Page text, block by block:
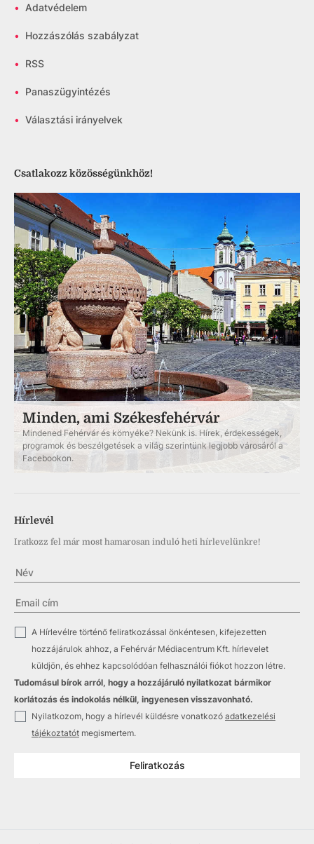
• Adatvédelem
• Hozzászólás szabályzat
• RSS
• Panaszügyintézés
• Választási irányelvek
Csatlakozz közösségünkhöz!
Minden, ami Székesfehérvár
Mindened Fehérvár és környéke? Nekünk is. Hírek, érdekességek,
programok és beszélgetések a világ szerintünk legjobb városáról a
Facebookon.
Hírlevél
Iratkozz fel már most hamarosan induló heti hírlevelünkre!
✓
A Hírlevélre történő feliratkozással önkéntesen, kifejezetten
hozzájárulok ahhoz, a Fehérvár Médiacentrum Kft. hírlevelet
küldjön, és ehhez kapcsolódóan felhasználói fiókot hozzon létre.
Tudomásul bírok arról, hogy a hozzájáruló nyilatkozat bármikor
korlátozás és indokolás nélkül, ingyenesen visszavonható.
✓ Nyilatkozom, hogy a hírlevél küldésre vonatkozó adatkezelési
tájékoztatót megismertem.
Feliratkozás